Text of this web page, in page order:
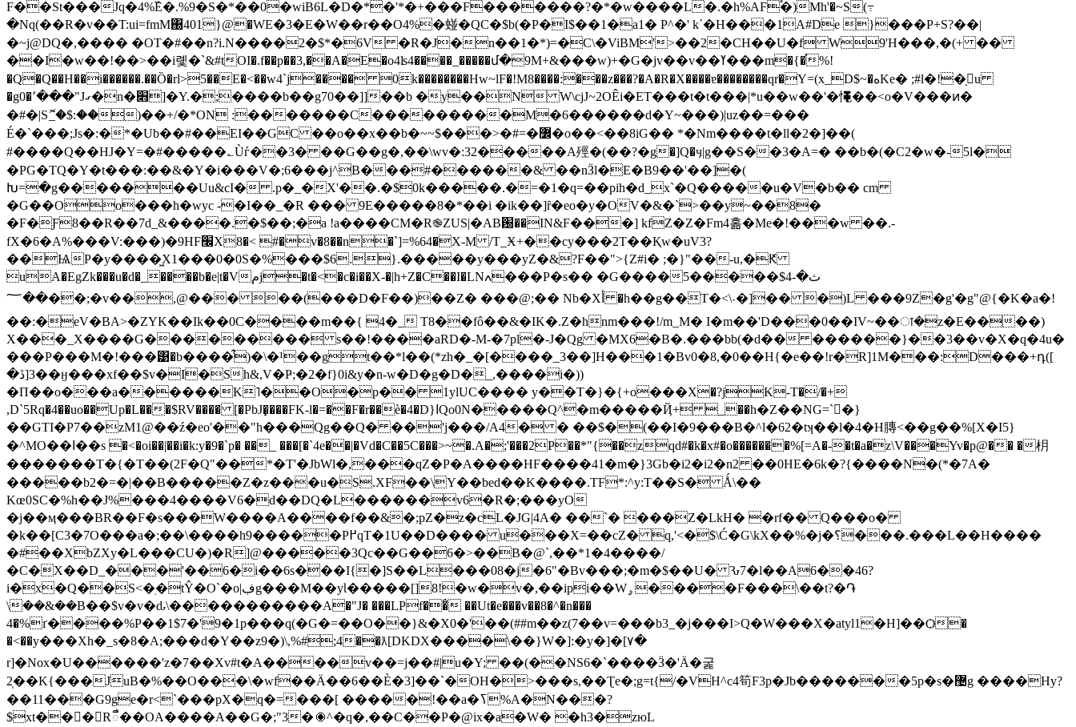
F��St���Jq�4%߰E�.%9�S�*��0�wiB6L�D�*�'*�+���F�������?�*�w����L�.�h%AF֠�)Mh'�~S(߹
�Nq(��R�v��T:ui=fmM΀401}@�WE�3�E�W��r��O4%�䗒�QC�$b(�P�I$��1�a1� P^�' kʹ�H���1A#De }���P+S?��|
�~j@DQ�,���� �OT�#��n?i.N����2�$*�6V �R�J�n��1�*)=�C\�ViBM'>��2�CH��U�f W9'H���,�(+ ��
��I�w��!��>��i롗�`&#tOI�.f��p��3,��A�E�o4ʪ4����_�����մ�9M+&���w)+�G�jv��v��ߌ���m�{�֡%!
�Q�Q��H��i������.��Ȍ�rl>5��E�<��w4`j���� 0k��������Hw~lF�!M8����:���z���?�A�R�X����ɐ��������qr�Y=(x_D$~�هKe� ;#l�!�֖u
�g0�٬���"Jގ�n�׋]�Y.�;����b��g70��]]��b �y��N W\cjJ~2OÊi�ET���t�t���|*u��w��'�憴��<o�V���ͷ�
�#�|Sޮ_�$:��)��+/�*ON :�������C���������M�6������d�Y~���)|uz��=���
É�`���;Js�:�*�Ub��#��EI��GC ��o��x��b�~~$���>�#=�߼�o��<��8i G�� *�Nm����t�ll�2�]��(
#����Q��HJ�Y=�#�����؎Ùѓ��3� ��G��g�,��\wv�:32�����A殌�(��?�g�]Q�ӌ|g��Ѕ��3�A=� ��b�(�C2�w�-5l�
�РG�TQ�Y�t���:��&�Ү�i���V�;6���j^B���#������& ��nӞl�E�B9��'��]�(
Խ=�g�������Uu&cI� .p�_�X'��.�$0k�����.�=�1�q=��pih�d_x`�Q�����u�V�b�� cm
�G��Oo���h�wyc -�I��_�R ��� 9E�����8�*��i �ik��]ȓ�eo�y�OV�&�`>��y~��8�
�F�Ƒ8��R��7d_&����.�$��;�a !a����CM�R֎ZUS|�AB԰��IN&F���] kfZ�Z�Fm4홂�Me�!���w ��.-
fX�6�A%���V:���)�9HF׬X8�< #�v�8��n�`]=%64�X-M /T_Ӿ+��cy���2T��Қw�uV3?
��ѨP�y����͖X1���0�0S�%���$6.}.�����y���yZ�&?F��">{Z#i� ;�}"��-u,�Ԟ
uA�EgZk���u�d�_����b�e|t�Vمj�t�<�c�i��X-�|h+Z�C��I�LNߍ���P�s�� �G����5�����$4ث�-
��؅��;�v��,@��� ��(���D�F��)��Z� ���@;�� Nb�Xأ �h��g��T�<\˴�]�� �)L ���9Z�g'�g"@{�K�a�!
��:�eV�BA>�ZYK��Ik��0C����m��{ 4�_ T8��fô��&�IK�.Z�hnm���!/m_M� I�m��'D���0��IV~��ा�z�E����)
X���_X����G��������� s��!����aRD�-M-�7pl�-J�Qg �MX6�B�.���bb(�d�� ������}��3��v�X�q�4u�
���P���M�!���͹�b����͋)�\�¹��gt��*l��(*zh�_�[����_3��]H���1�Bv0�8,�0��H{�e��!r�R]1M���:D���+դ([
�ڐ]3��ӈ���xf��$v�I�Sh&,V�Ҏ;�2�f}0i&y�n-w�D�g�D�_,����i�))
�П��o���a������K˥��O�p�� 1ylUC���� y��T�}�{+o���Х�?jK-T�/�+
,D`5Rq�4��uo��Up�L���$RV���� [�PbJ�̝���FK-l�=��F�r��è�4�D}اQo0N�����Q^�m�����Ҋ+ _��h�Z��ΝG=`𥾈�}
��GTI�P7��zM1@��ź�eo'��"h���Qg��Q� ��'j���/A4� � ��$�(��I�9���B�^l�62�tʞ��l�4�H膞<��g��%[X�I5}
�^MO��ا��s �<�oi��|��i�k:y�9�`p� ��_ ���[�`4e��|�Vd�C��5C���>~�.A�;'���2P��*"{��zqd#�k�x#�o�������%[=A�-�t�a�z\V���Yv�p@�� �枂
��� ����T�{�T��(2F�Q"��*�T'�JbWl�,���qZ�P�A����HF����41�m�}3Gb�i2�i2�n2 ��0HE�6k�?{����N�(*�7A�
�����b2�=�|��B�����Z�z���u�S.XF��\Y��bed��K����.TF*:^y:T��S� Ǻ\��
Kœ0SC�%h��J%���4����V6�d��DQ�L������v6�R�;���yO
�j��ӎ���BR��F�ѕ���W����A����f��&�;pZ�z�cL�JG|4A� ��`� ���Z�LkH� �rf�� Q���o�
�k��[C3�7O���a�;��\����h9�����P߂qT�1U��D���� u���X=��cZ� q,'<�$\Ć�G\kX��%�j�؟���.���L��H����
�#��XbZXy�L���CU�)�R]@�����3Qc��G��6�>��B�@`,��*1�4����/
�C�X��D_���'��6�i��6s���I{�]S��L���08�j�6"�Bv���;�m�$��U� Ԅ7�l��A6��46?
i�x�Q��S<�ֽ�tŶ�O`�o|ڣg���M��yƖ�����[]8!�w�v�,��ipi��Wۄ����F���\��t?�֏
\��&��B��$v�v�ԃ\�����������A�"J� ���LPf��̐ ��Ut�e���v��8�^�n���
4�%ґ����%P��1$7�'9�1p���q(�G�=��O��}&�X0�'��(##m��z(7��v=���b3_�j���I>Q�W���X�atyl1�H]��Ѻ�
�<��y���Xh�_s�8�A;���d�Y��z9�)\,%#;4��ƛ[DKDX����\��}W�]:�y�]�[٧�
r]�Nox�U������'z�7��Xv#t�A����v��=j��#|u�Y; ��(��NS6�`����Ӟ�'Ä�굹
2̩��K{���JuB�%��O���\�wf��Ä��6��Ѐ�3]��`�OH�>���s,��Ʈe�;g=t{/�VH^c4筍F3p�Jb�������5p�s�޴g ����Hy?
��11���G9ge�r<`���pX�q�=���[ �����!��a�ߖ%A�N���?
$xt��󿟣�Rឺ��OA����A��G�;"3�⦿^�q�,��C��P�@ix�a�W� �h3�zюL